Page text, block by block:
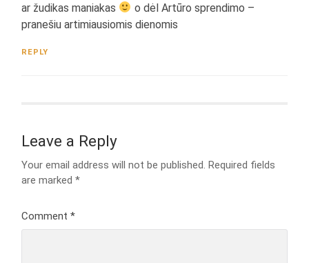
ar žudikas maniakas
o dėl Artūro sprendimo –
pranešiu artimiausiomis dienomis
REPLY
Leave a Reply
Your email address will not be published. Required fields
are marked*
Comment*